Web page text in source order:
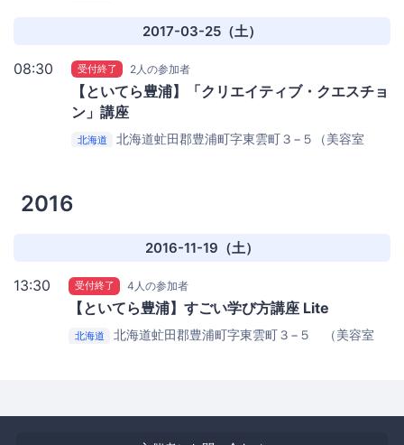
2017-03-25（土）
08:30 受付終了 2人の参加者
【といてら豊浦】「クリエイティブ・クエスチョ
ン」講座
北海道
北海道虻田郡豊浦町字東雲町３−５（美容室
2016
2016-11-19（土）
13:30 受付終了 4人の参加者
【といてら豊浦】すごい学び方講座 Lite
北海道
北海道虻田郡豊浦町字東雲町３−５ （美容室